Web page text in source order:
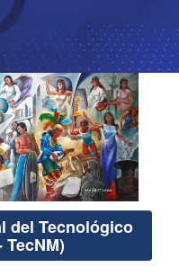
del Tecnológico